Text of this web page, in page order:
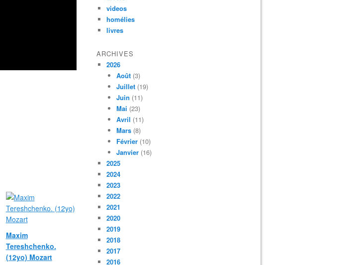
Maxim
Tereshchenko.
(12yo) Mozart
videos
homélies
livres
ARCHIVES
2026
Août (3)
Juillet (19)
Juin (11)
Mai (23)
Avril (11)
Mars (8)
Février (10)
Janvier (16)
2025
2024
2023
2022
2021
2020
2019
2018
2017
2016